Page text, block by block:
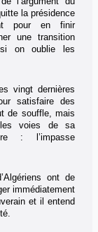
la présidence
pour en finir
une transition
si on oublie les
vingt dernières
satisfaire des
de souffle, mais
voies de sa
: l’impasse
ont de
immédiatement
et il entend